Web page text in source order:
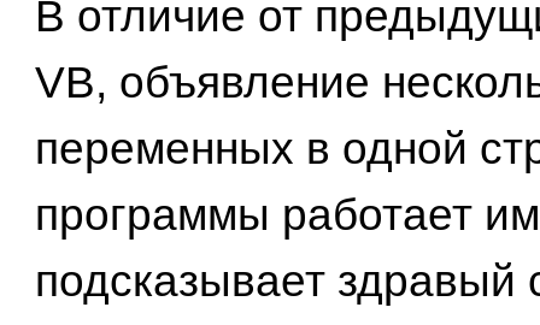
В отличие от
VB, объявление
переменных в одной
программы работает
подсказывает